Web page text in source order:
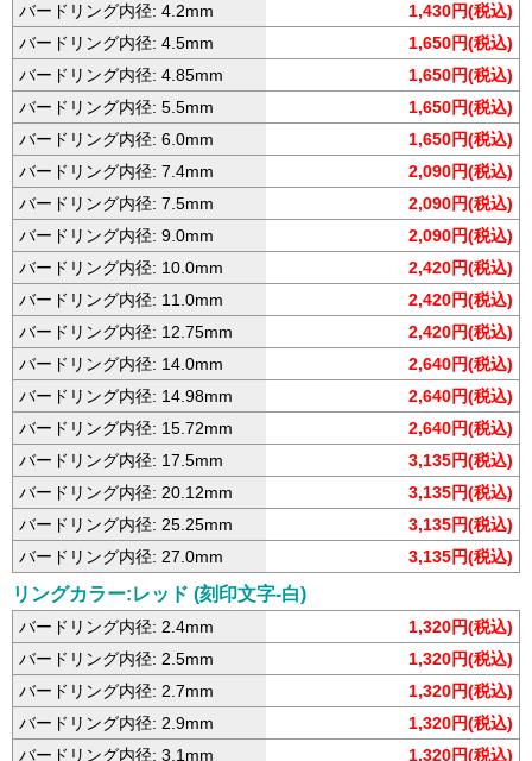
バードリング内径: 4.2mm
1,430円(税込)
バードリング内径: 4.5mm
1,650円(税込)
バードリング内径: 4.85mm
1,650円(税込)
バードリング内径: 5.5mm
1,650円(税込)
バードリング内径: 6.0mm
1,650円(税込)
バードリング内径: 7.4mm
2,090円(税込)
バードリング内径: 7.5mm
2,090円(税込)
バードリング内径: 9.0mm
2,090円(税込)
バードリング内径: 10.0mm
2,420円(税込)
バードリング内径: 11.0mm
2,420円(税込)
バードリング内径: 12.75mm
2,420円(税込)
バードリング内径: 14.0mm
2,640円(税込)
バードリング内径: 14.98mm
2,640円(税込)
バードリング内径: 15.72mm
2,640円(税込)
バードリング内径: 17.5mm
3,135円(税込)
バードリング内径: 20.12mm
3,135円(税込)
バードリング内径: 25.25mm
3,135円(税込)
バードリング内径: 27.0mm
3,135円(税込)
リングカラー:レッド (刻印文字-白)
バードリング内径: 2.4mm
1,320円(税込)
バードリング内径: 2.5mm
1,320円(税込)
バードリング内径: 2.7mm
1,320円(税込)
バードリング内径: 2.9mm
1,320円(税込)
バードリング内径: 3.1mm
1,320円(税込)